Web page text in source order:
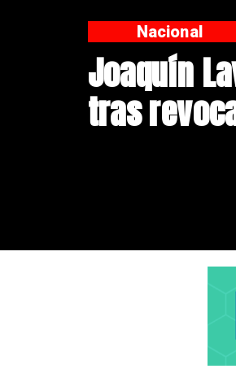
Chile y
de
Nacional